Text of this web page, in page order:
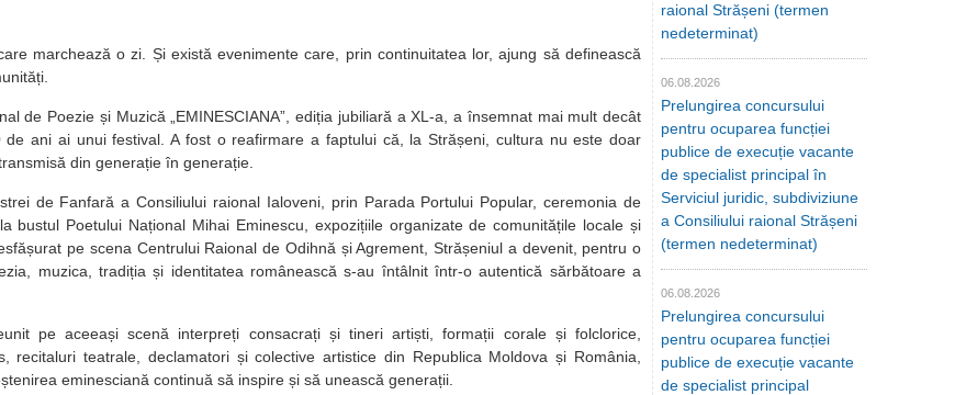
marchează o zi. Și există evenimente care, prin continuitatea lor, ajung să definească
de Poezie și Muzică „EMINESCIANA”, ediția jubiliară a XL-a, a însemnat mai mult decât
de ani ai unui festival. A fost o reafirmare a faptului că, la Strășeni, cultura nu este doar
din generație în generație.
de Fanfară a Consiliului raional Ialoveni, prin Parada Portului Popular, ceremonia de
bustul Poetului Național Mihai Eminescu, expozițiile organizate de comunitățile locale și
pe scena Centrului Raional de Odihnă și Agrement, Strășeniul a devenit, pentru o
muzica, tradiția și identitatea românească s-au întâlnit într-o autentică sărbătoare a
pe aceeași scenă interpreți consacrați și tineri artiști, formații corale și folclorice,
recitaluri teatrale, declamatori și colective artistice din Republica Moldova și România,
eminesciană continuă să inspire și să unească generații.
raional Strășeni (termen
nedeterminat)
06.08.2026
Prelungirea concursului
pentru ocuparea funcției
publice de execuție vacante
de specialist principal în
Serviciul juridic, subdiviziune
a Consiliului raional Strășeni
(termen nedeterminat)
06.08.2026
Prelungirea concursului
pentru ocuparea funcției
publice de execuție vacante
de specialist principal